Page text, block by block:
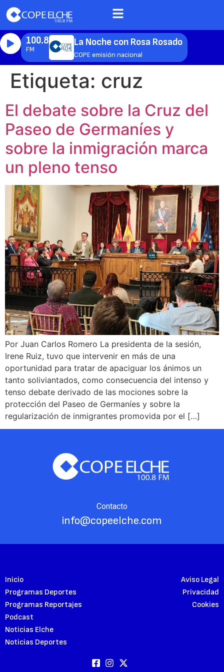
100.8
FM
La Noche con Rosa Rosado
COPE emisión nacional
Etiqueta: cruz
El debate sobre la Cruz del
Paseo de Germaníes y
sobre la inmigración marca
un pleno tenso
Por Juan Carlos Romero La presidenta de la sesión,
Irene Ruiz, tuvo que intervenir en más de una
oportunidad para tratar de apaciguar los ánimos un
tanto soliviantados, como consecuencia del intenso y
tenso debate derivado de las mociones sobre la
protección del Paseo de Germaníes y sobre la
regularización de inmigrantes promovida por el […]
Contacto
info@copeelche.com
Inicio
Programas Deportes
Programas Reportajes
Podcast
Noticias Elche
Noticias Deportes
Aviso Legal
Privacidad
Cookies